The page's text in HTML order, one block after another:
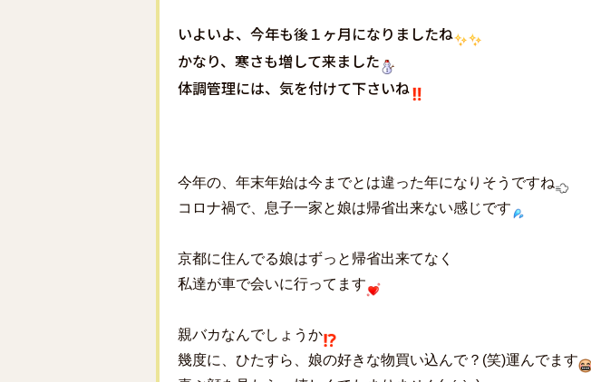
いよいよ、今年も後１ヶ月になりましたね
かなり、寒さも増して来ました
体調管理には、気を付けて下さいね
今年の、年末年始は今までとは違った年になりそうですね
コロナ禍で、息子一家と娘は帰省出来ない感じです
京都に住んでる娘はずっと帰省出来てなく
私達が車で会いに行ってます
親バカなんでしょうか
幾度に、ひたすら、娘の好きな物買い込んで？(笑)運んでます